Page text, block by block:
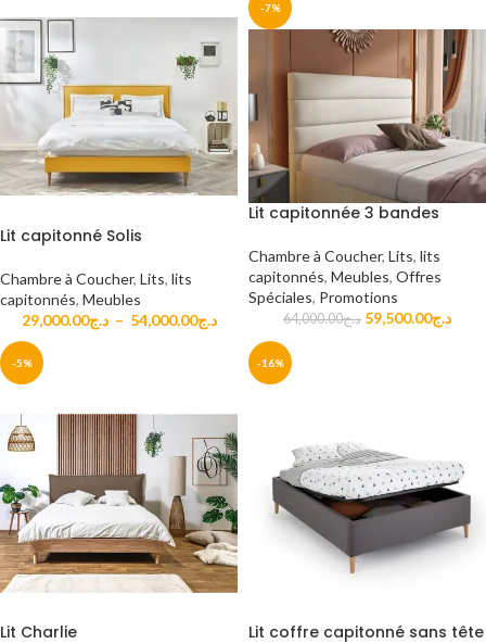
Lit capitonné Solis
Chambre à Coucher, Lits, lits
capitonnés, Meubles
د.ج29,000.00 – د.ج54,000.00
-7%
Lit capitonnée 3 bandes
Chambre à Coucher, Lits, lits
capitonnés, Meubles, Offres
Spéciales, Promotions
د.ج64,000.00 د.ج59,500.00
-5%
Lit Charlie
-16%
Lit coffre capitonné sans tête